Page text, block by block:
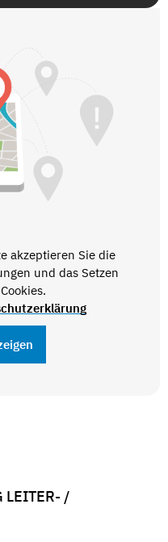
akzeptieren Sie die
und das Setzen
LEITER- /